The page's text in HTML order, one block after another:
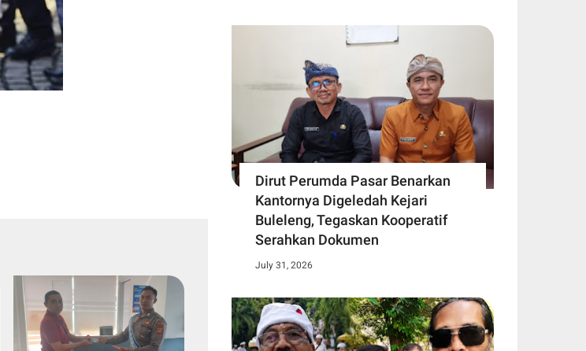
Dirut Perumda Pasar Benarkan
Kantornya Digeledah Kejari
Buleleng, Tegaskan Kooperatif
Serahkan Dokumen
July 31, 2026